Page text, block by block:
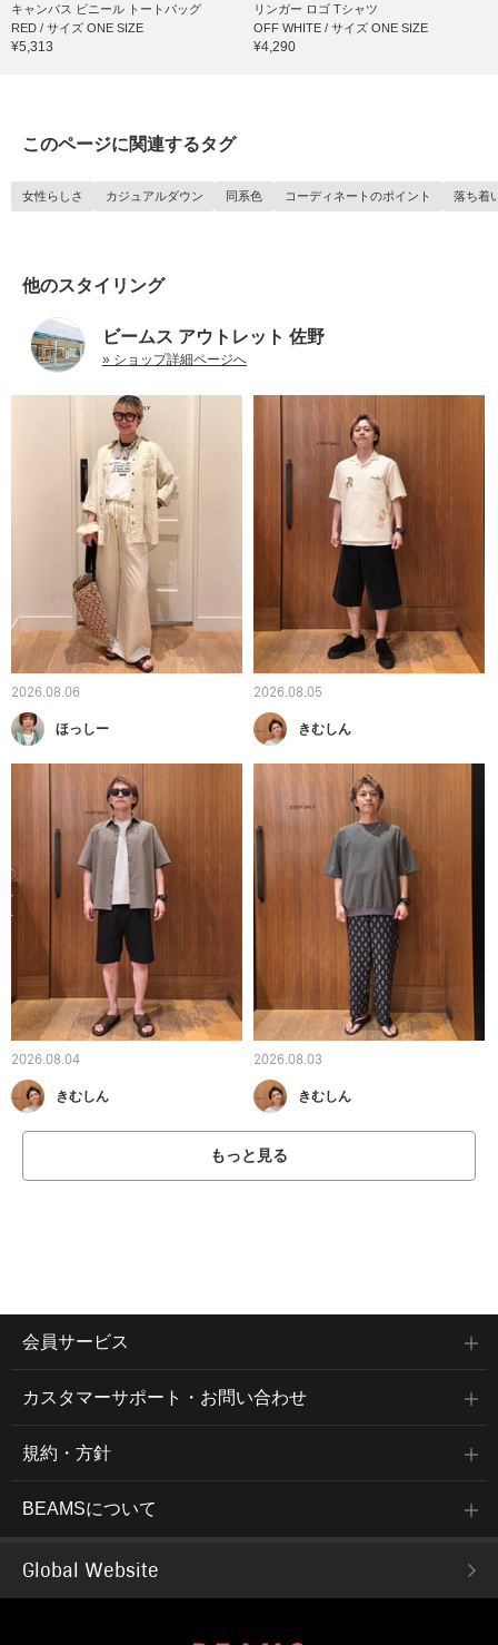
キャンバス ビニール トートバッグ
RED / サイズ ONE SIZE
¥5,313
リンガー ロゴ Tシャツ
OFF WHITE / サイズ ONE SIZE
¥4,290
このページに関連するタグ
女性らしさ カジュアルダウン 同系色 コーディネートのポイント 落ち着
他のスタイリング
ビームス アウトレット 佐野
» ショップ詳細ページへ
2026.08.06
ほっしー
2026.08.05
きむしん
2026.08.04
きむしん
2026.08.03
きむしん
もっと見る
会員サービス
カスタマーサポート・お問い合わせ
規約・方針
BEAMSについて
Global Website